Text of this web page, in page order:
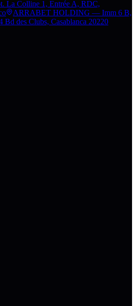
Colline 1, Entrée A, RDC,
ARRABET HOLDING — Imm 6 B,
Bd des Clubs, Casablanca 20220